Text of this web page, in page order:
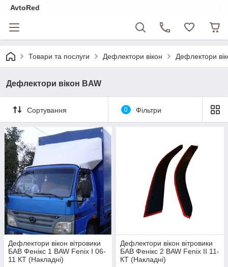
AvtoRed
Товари та послуги Дефлектори вікон Дефлектори
Дефлектори вікон BAW
Сортування 0 Фільтри
Дефлектори вікон вітровики
БАВ Фенікс 1 BAW Fenix I 06-
11 КТ (Накладні)
Дефлектори вікон вітровики
БАВ Фенікс 2 BAW Fenix II 11-
КТ (Накладні)